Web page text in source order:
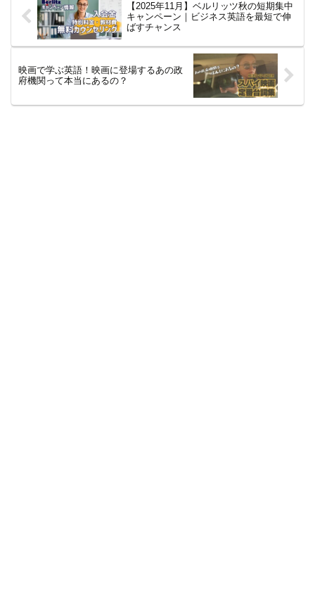
【2025年11月】ベルリッツ秋の短期集中
キャンペーン｜ビジネス英語を最短で伸
ばすチャンス
映画で学ぶ英語！映画に登場するあの政
府機関って本当にあるの？